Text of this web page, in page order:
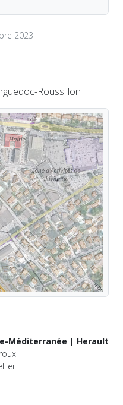
2023
Roussillon
Méditerranée | Herault